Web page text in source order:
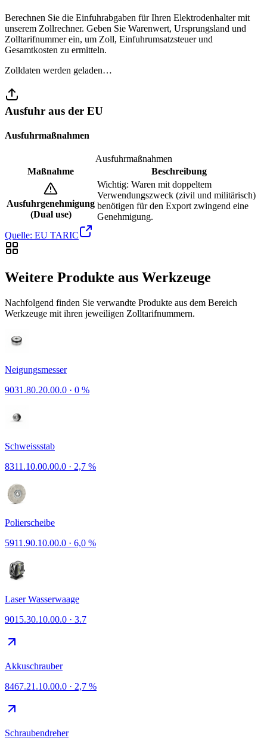
Berechnen Sie die Einfuhrabgaben für Ihren Elektrodenhalter mit
unserem Zollrechner. Geben Sie Warenwert, Ursprungsland und
Zolltarifnummer ein, um Zoll, Einfuhrumsatzsteuer und
Gesamtkosten zu ermitteln.
Zolldaten werden geladen…
Ausfuhr aus der EU
Ausfuhrmaßnahmen
Ausfuhrmaßnahmen
Maßnahme
Beschreibung
Ausfuhrgenehmigung
(Dual use)
Wichtig: Waren mit doppeltem
Verwendungszweck (zivil und militärisch)
benötigen für den Export zwingend eine
Genehmigung.
Quelle: EU TARIC
Weitere Produkte aus Werkzeuge
Nachfolgend finden Sie verwandte Produkte aus dem Bereich
Werkzeuge mit ihren jeweiligen Zolltarifnummern.
Neigungsmesser
9031.80.20.00.0 · 0 %
Schweissstab
8311.10.00.00.0 · 2,7 %
Polierscheibe
5911.90.10.00.0 · 6,0 %
Laser Wasserwaage
9015.30.10.00.0 · 3.7
Akkuschrauber
8467.21.10.00.0 · 2,7 %
Schraubendreher